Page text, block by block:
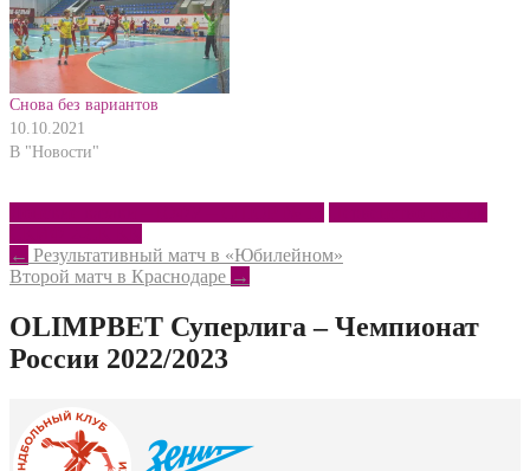
Снова без вариантов
10.10.2021
В "Новости"
Post
navigation
← Результативный матч в «Юбилейном»
Второй матч в Краснодаре →
OLIMPBET Суперлига – Чемпионат
России 2022/2023